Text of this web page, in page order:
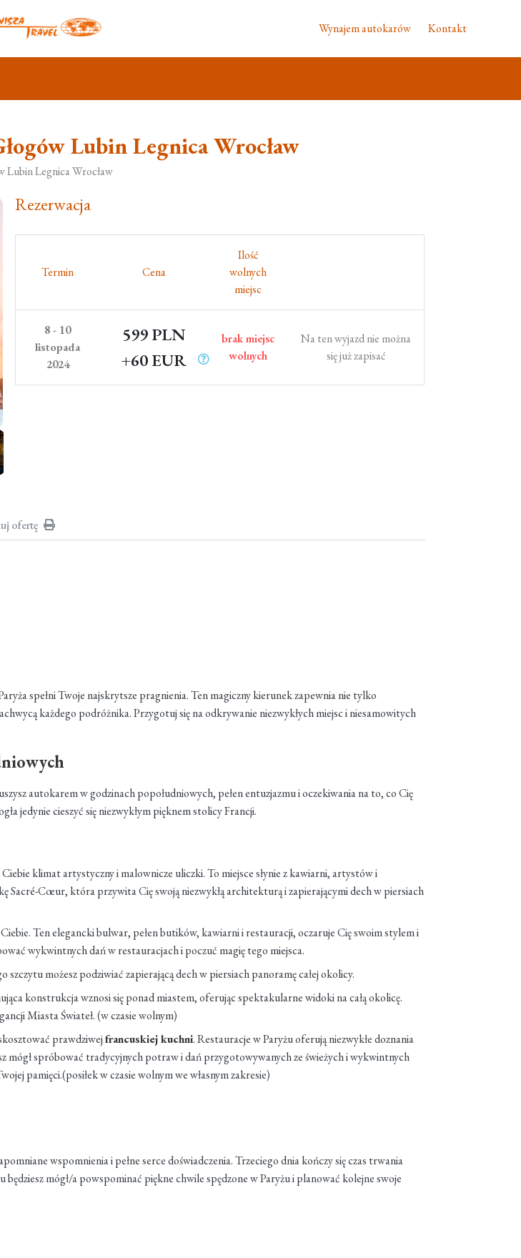
Wynajem autokarów Kontakt
Lubin Legnica Wrocław
Lubin Legnica Wrocław
Rezerwacja
Termin Cena
Ilość
wolnych
miejsc
8 - 10
listopada
2024
599 PLN
+60 EUR
brak miejsc
wolnych
Na ten wyjazd nie można
się już zapisać
ofertę
spełni Twoje najskrytsze pragnienia. Ten magiczny kierunek zapewnia nie tylko
każdego podróżnika. Przygotuj się na odkrywanie niezwykłych miejsc i niesamowitych
autokarem w godzinach popołudniowych, pełen entuzjazmu i oczekiwania na to, co Cię
jedynie cieszyć się niezwykłym pięknem stolicy Francji.
Ciebie klimat artystyczny i malownicze uliczki. To miejsce słynie z kawiarni, artystów i
Sacré-Cœur, która przywita Cię swoją niezwykłą architekturą i zapierającymi dech w piersiach
Ten elegancki bulwar, pełen butików, kawiarni i restauracji, oczaruje Cię swoim stylem i
wykwintnych dań w restauracjach i poczuć magię tego miejsca.
szczytu możesz podziwiać zapierającą dech w piersiach panoramę całej okolicy.
konstrukcja wznosi się ponad miastem, oferując spektakularne widoki na całą okolicę.
Miasta Świateł. (w czasie wolnym)
prawdziwejfrancuskiej kuchni. Restauracje w Paryżu oferują niezwykłe doznania
mógł spróbować tradycyjnych potraw i dań przygotowywanych ze świeżych i wykwintnych
pamięci.(posiłek w czasie wolnym we własnym zakresie)
wspomnienia i pełne serce doświadczenia. Trzeciego dnia kończy się czas trwania
mógł/a powspominać piękne chwile spędzone w Paryżu i planować kolejne swoje